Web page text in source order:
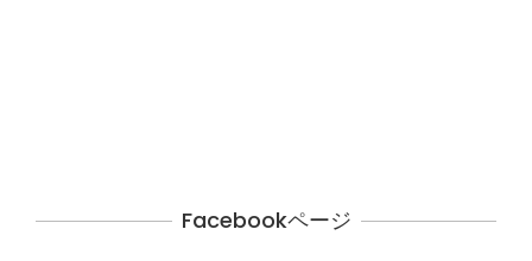
Facebookページ